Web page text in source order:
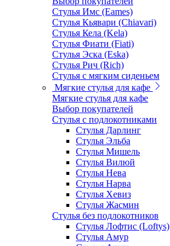
Стулья Имс (Eames)
Стулья Кьявари (Chiavari)
Стулья Кела (Kela)
Стулья Фиати (Fiati)
Стулья Эска (Eska)
Стулья Рич (Rich)
Стулья с мягким сиденьем
Мягкие стулья для кафе
Мягкие стулья для кафе
Выбор покупателей
Стулья с подлокотниками
Стулья Дарлинг
Стулья Эльба
Стулья Мишель
Стулья Вилюй
Стулья Нева
Стулья Нарва
Стулья Хевиз
Стулья Жасмин
Стулья без подлокотников
Стулья Лофтис (Loftys)
Стулья Амур